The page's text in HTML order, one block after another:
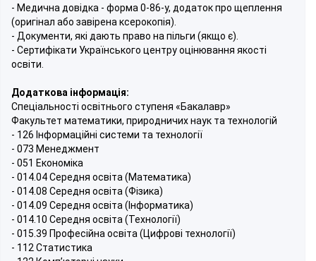
- Медична довідка - форма 0-86-у, додаток про щеплення
(оригінал або завірена ксерокопія).
- Документи, які дають право на пільги (якщо є).
- Сертифікати Українського центру оцінювання якості
освіти.
Додаткова інформація:
Спеціальності освітнього ступеня «Бакалавр»
Факультет математики, природничих наук та технологій
- 126 Інформаційні системи та технології
- 073 Менеджмент
- 051 Економіка
- 014.04 Середня освіта (Математика)
- 014.08 Середня освіта (Фізика)
- 014.09 Середня освіта (Інформатика)
- 014.10 Середня освіта (Технології)
- 015.39 Професійна освіта (Цифрові технології)
- 112 Статистика